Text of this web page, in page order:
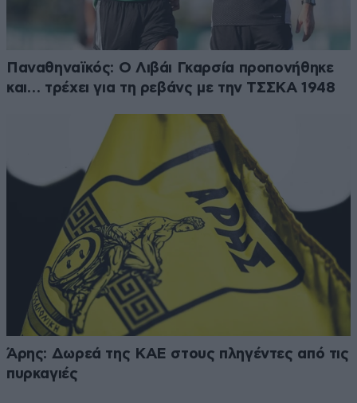
Παναθηναϊκός: Ο Λιβάι Γκαρσία προπονήθηκε
και… τρέχει για τη ρεβάνς με την ΤΣΣΚΑ 1948
Άρης: Δωρεά της ΚΑΕ στους πληγέντες από τις
πυρκαγιές